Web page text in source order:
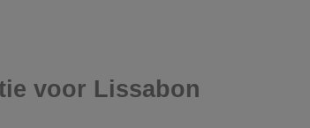
voor Lissabon